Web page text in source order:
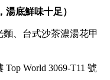
底鮮味十足）
麵、台式沙茶濃湯花甲
Top World 3069-T11 號